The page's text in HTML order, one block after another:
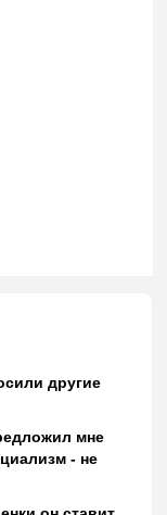
другие
мне
- не